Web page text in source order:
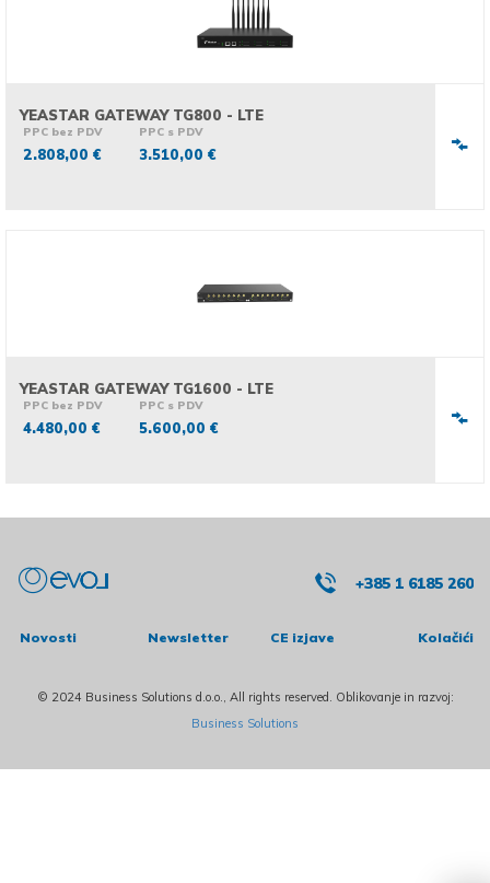
YEASTAR GATEWAY TG800 - LTE
PPC bez PDV
2.808,00 €
PPC s PDV
3.510,00 €
YEASTAR GATEWAY TG1600 - LTE
PPC bez PDV
4.480,00 €
PPC s PDV
5.600,00 €
Novosti Newsletter CE izjave Kolačići
+385 1 6185 260
© 2024 Business Solutions d.o.o., All rights reserved. Oblikovanje in razvoj:
Business Solutions